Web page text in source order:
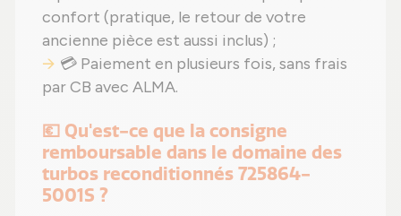
confort (pratique, le retour de votre
ancienne pièce est aussi inclus) ;
💳 Paiement en plusieurs fois, sans frais
par CB avec ALMA.
💶 Qu'est-ce que la consigne
remboursable dans le domaine des
turbos reconditionnés 725864-
5001S ?